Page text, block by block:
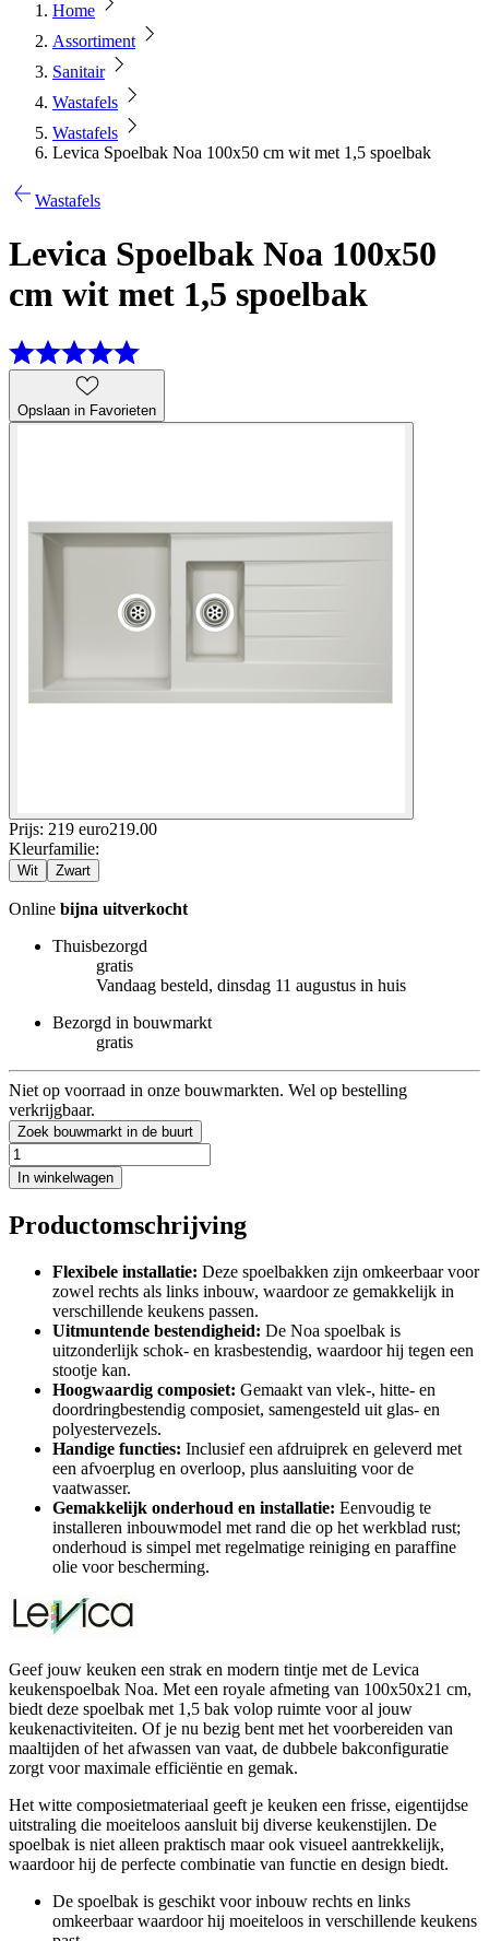
Home
Assortiment
Sanitair
Wastafels
Wastafels
Levica Spoelbak Noa 100x50 cm wit met 1,5 spoelbak
Wastafels
Levica Spoelbak Noa 100x50
cm wit met 1,5 spoelbak
Opslaan in Favorieten
Prijs: 219 euro219.00
Kleurfamilie:
Wit Zwart
Online bijna uitverkocht
Thuisbezorgd
gratis
Vandaag besteld, dinsdag 11 augustus in huis
Bezorgd in bouwmarkt
gratis
Niet op voorraad in onze bouwmarkten. Wel op bestelling
verkrijgbaar.
Zoek bouwmarkt in de buurt
In winkelwagen
Productomschrijving
Flexibele installatie: Deze spoelbakken zijn omkeerbaar voor
zowel rechts als links inbouw, waardoor ze gemakkelijk in
verschillende keukens passen.
Uitmuntende bestendigheid: De Noa spoelbak is
uitzonderlijk schok- en krasbestendig, waardoor hij tegen een
stootje kan.
Hoogwaardig composiet: Gemaakt van vlek-, hitte- en
doordringbestendig composiet, samengesteld uit glas- en
polyestervezels.
Handige functies: Inclusief een afdruiprek en geleverd met
een afvoerplug en overloop, plus aansluiting voor de
vaatwasser.
Gemakkelijk onderhoud en installatie: Eenvoudig te
installeren inbouwmodel met rand die op het werkblad rust;
onderhoud is simpel met regelmatige reiniging en paraffine
olie voor bescherming.
Geef jouw keuken een strak en modern tintje met de Levica
keukenspoelbak Noa. Met een royale afmeting van 100x50x21 cm,
biedt deze spoelbak met 1,5 bak volop ruimte voor al jouw
keukenactiviteiten. Of je nu bezig bent met het voorbereiden van
maaltijden of het afwassen van vaat, de dubbele bakconfiguratie
zorgt voor maximale efficiëntie en gemak.
Het witte composietmateriaal geeft je keuken een frisse, eigentijdse
uitstraling die moeiteloos aansluit bij diverse keukenstijlen. De
spoelbak is niet alleen praktisch maar ook visueel aantrekkelijk,
waardoor hij de perfecte combinatie van functie en design biedt.
De spoelbak is geschikt voor inbouw rechts en links
omkeerbaar waardoor hij moeiteloos in verschillende keukens